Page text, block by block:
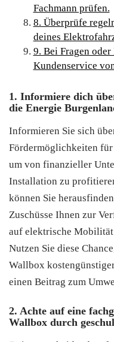
Fachmann prüfen.
8. Überprüfe
deines
9. Bei Fragen
Kundenservice
1. Informiere dich
die Energie
Informieren Sie sich
Fördermöglichkeiten
um von finanzieller
Installation zu
können Sie
Zuschüsse Ihnen zur
auf elektrische
Nutzen Sie diese
Wallbox
einen Beitrag zum
2. Achte auf eine
Wallbox durch